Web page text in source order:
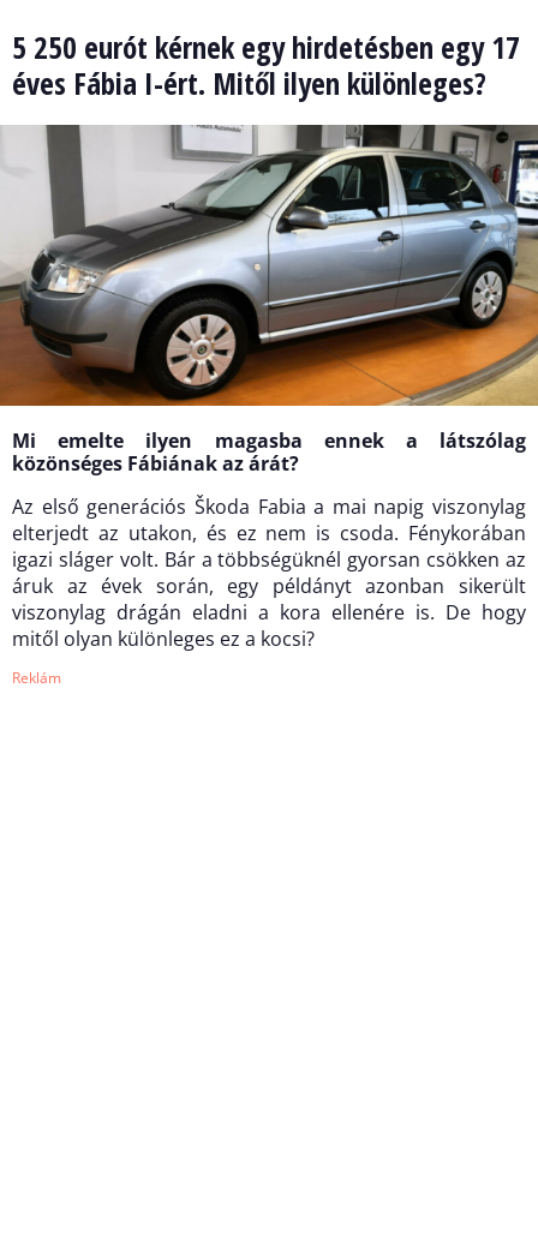
5 250 eurót kérnek egy hirdetésben egy 17
éves Fábia I-ért. Mitől ilyen különleges?
Mi emelte ilyen magasba ennek a látszólag
közönséges Fábiának az árát?
Az első generációs Škoda Fabia a mai napig viszonylag
elterjedt az utakon, és ez nem is csoda. Fénykorában
igazi sláger volt. Bár a többségüknél gyorsan csökken az
áruk az évek során, egy példányt azonban sikerült
viszonylag drágán eladni a kora ellenére is. De hogy
mitől olyan különleges ez a kocsi?
Reklám